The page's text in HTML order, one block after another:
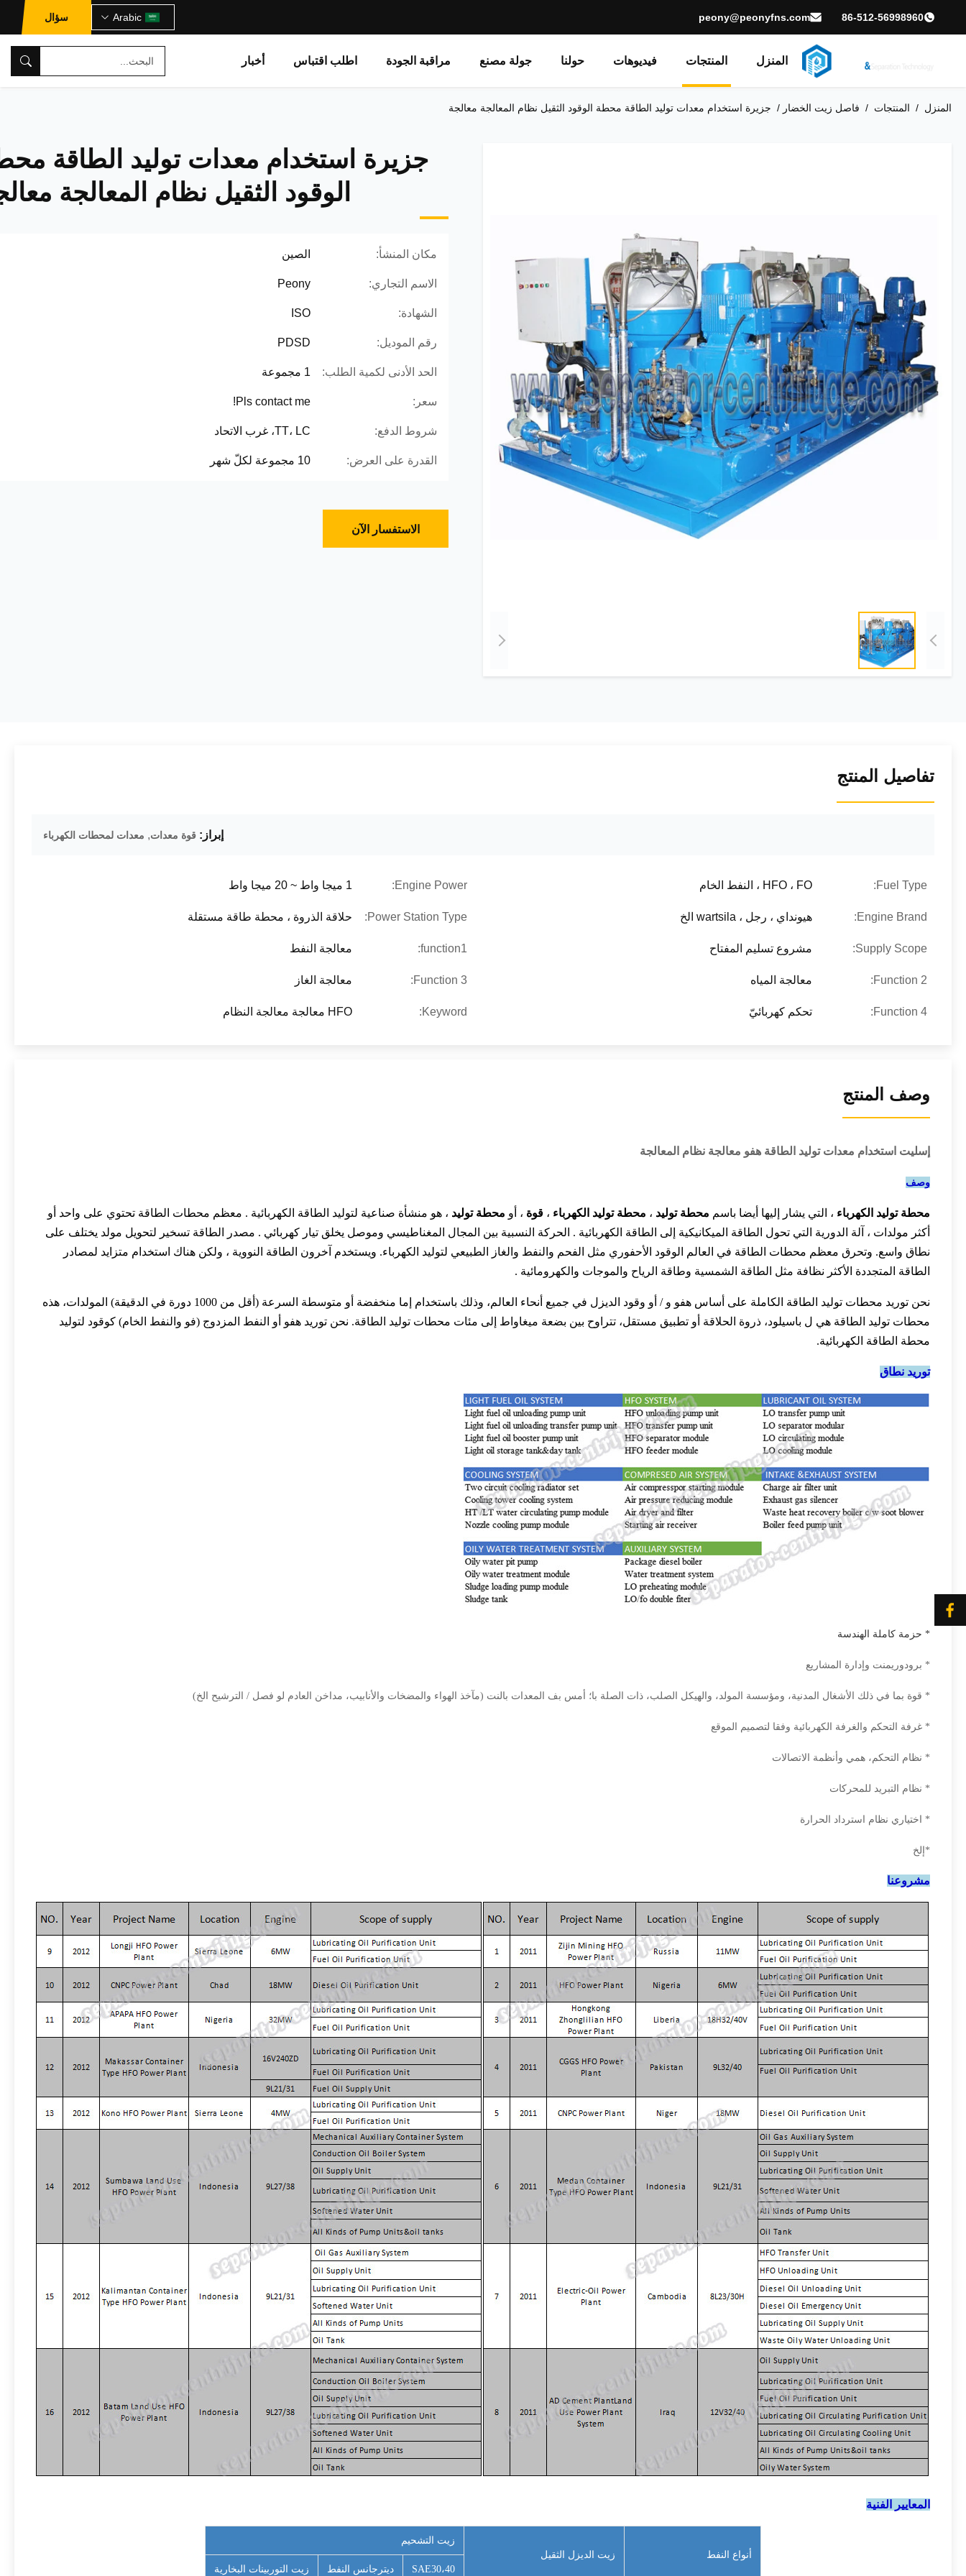
86-512-56998960
peony@peonyfns.com
Arabic سؤال
المنزل المنتجات فيديوهات حولنا جولة مصنع مراقبة الجودة اطلب اقتباس أخبار
المنزل / المنتجات / فاصل زيت الخضار​ / جزيرة استخدام معدات توليد الطاقة محطة الوقود الثقيل نظام المعالجة معالجة
جزيرة استخدام معدات توليد الطاقة
الوقود الثقيل نظام المعالجة
مكان المنشأ: الصين
الاسم التجاري: Peony
الشهادة: ISO
رقم الموديل: PDSD
الحد الأدنى لكمية الطلب: 1 مجموعة
سعر: Pls contact me!
شروط الدفع: TT، LC، غرب الاتحاد
القدرة على العرض: 10 مجموعة لكلّ شهر
الاستفسار الآن
تفاصيل المنتج
إبراز: قوة معدات, معدات لمحطات الكهرباء
Fuel Type: HFO ، FO ، النفط الخام Engine Power: 1 ميجا واط ~ 20 ميجا واط
Engine Brand: هيونداي ، رجل ، wartsila الخ Power Station Type: حلاقة الذروة ، محطة طاقة مستقلة
Supply Scope: مشروع تسليم المفتاح function1: معالجة النفط
Function 2: معالجة المياه Function 3: معالجة الغاز
Function 4: تحكم كهربائيّ Keyword: HFO معالجة معالجة النظام
وصف المنتج
إسليت استخدام معدات توليد الطاقة هفو معالجة نظام المعالجة
وصف
محطة توليد الكهرباء ، التي يشار إليها أيضا باسم محطة توليد ، محطة توليد الكهرباء ، قوة ، أو محطة توليد ، هو منشأة صناعية لتوليد الطاقة الكهربائية . معظم محطات الطاقة تحتوي على واحد أو
أكثر مولدات ، آلة الدورية التي تحول الطاقة الميكانيكية إلى الطاقة الكهربائية . الحركة النسبية بين المجال المغناطيسي وموصل يخلق تيار كهربائي . مصدر الطاقة تسخير لتحويل مولد يختلف على
نطاق واسع. وتحرق معظم محطات الطاقة في العالم الوقود الأحفوري مثل الفحم والنفط والغاز الطبيعي لتوليد الكهرباء. ويستخدم آخرون الطاقة النووية ، ولكن هناك استخدام متزايد لمصادر
الطاقة المتجددة الأكثر نظافة مثل الطاقة الشمسية وطاقة الرياح والموجات والكهرومائية .
نحن توريد محطات توليد الطاقة الكاملة على أساس هفو و / أو وقود الديزل في جميع أنحاء العالم، وذلك باستخدام إما منخفضة أو متوسطة السرعة (أقل من 1000 دورة في الدقيقة) المولدات، هذه
محطات توليد الطاقة هي ل باسيلود، ذروة الحلاقة أو تطبيق مستقل، تتراوح بين بضعة ميغاواط إلى مئات محطات توليد الطاقة. نحن توريد هفو أو النفط المزدوج (فو والنفط الخام) كوقود لتوليد
محطة الطاقة الكهربائية.
توريد نطاق
* حزمة كاملة الهندسة
* برودوريمنت وإدارة المشاريع
* قوة بما في ذلك الأشغال المدنية، ومؤسسة المولد، والهيكل الصلب، ذات الصلة با؛ أمس بف المعدات بالنت (مآخذ الهواء والمضخات والأنابيب، مداخن العادم لو فصل / الترشيح الخ)
* غرفة التحكم والغرفة الكهربائية وفقا لتصميم الموقع
* نظام التحكم، همي وأنظمة الاتصالات
* نظام التبريد للمحركات
* اختياري نظام استرداد الحرارة
*إلخ
مشروعنا
المعايير الفنية
أنواع النفط زيت الديزل الثقيل
زيت التشحيم
SAE30،40 ديترجانس النفط زيت التوربينات البخارية